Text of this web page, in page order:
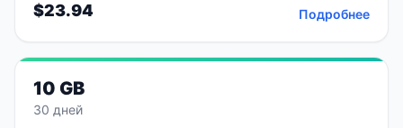
$23.94 Подробнее
10 GB
30 дней